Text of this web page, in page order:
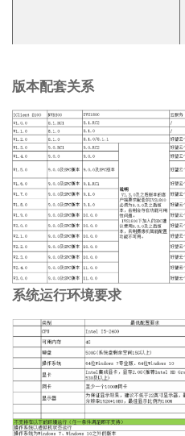
版本配套关系
系统运行环境要求